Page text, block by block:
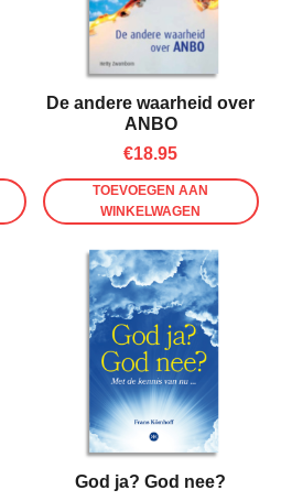
De andere waarheid over
ANBO
€18.95
TOEVOEGEN AAN
WINKELWAGEN
God ja? God nee?